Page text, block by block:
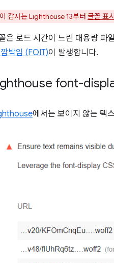
이 감사는 Lighthouse 13부터 글꼴 표시
은 로드 시간이 느린 대용량 파
박임 (FOIT)이 발생합니다.
font-
에서는 보이지 않는 텍